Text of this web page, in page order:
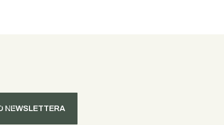
NEWSLETTERA